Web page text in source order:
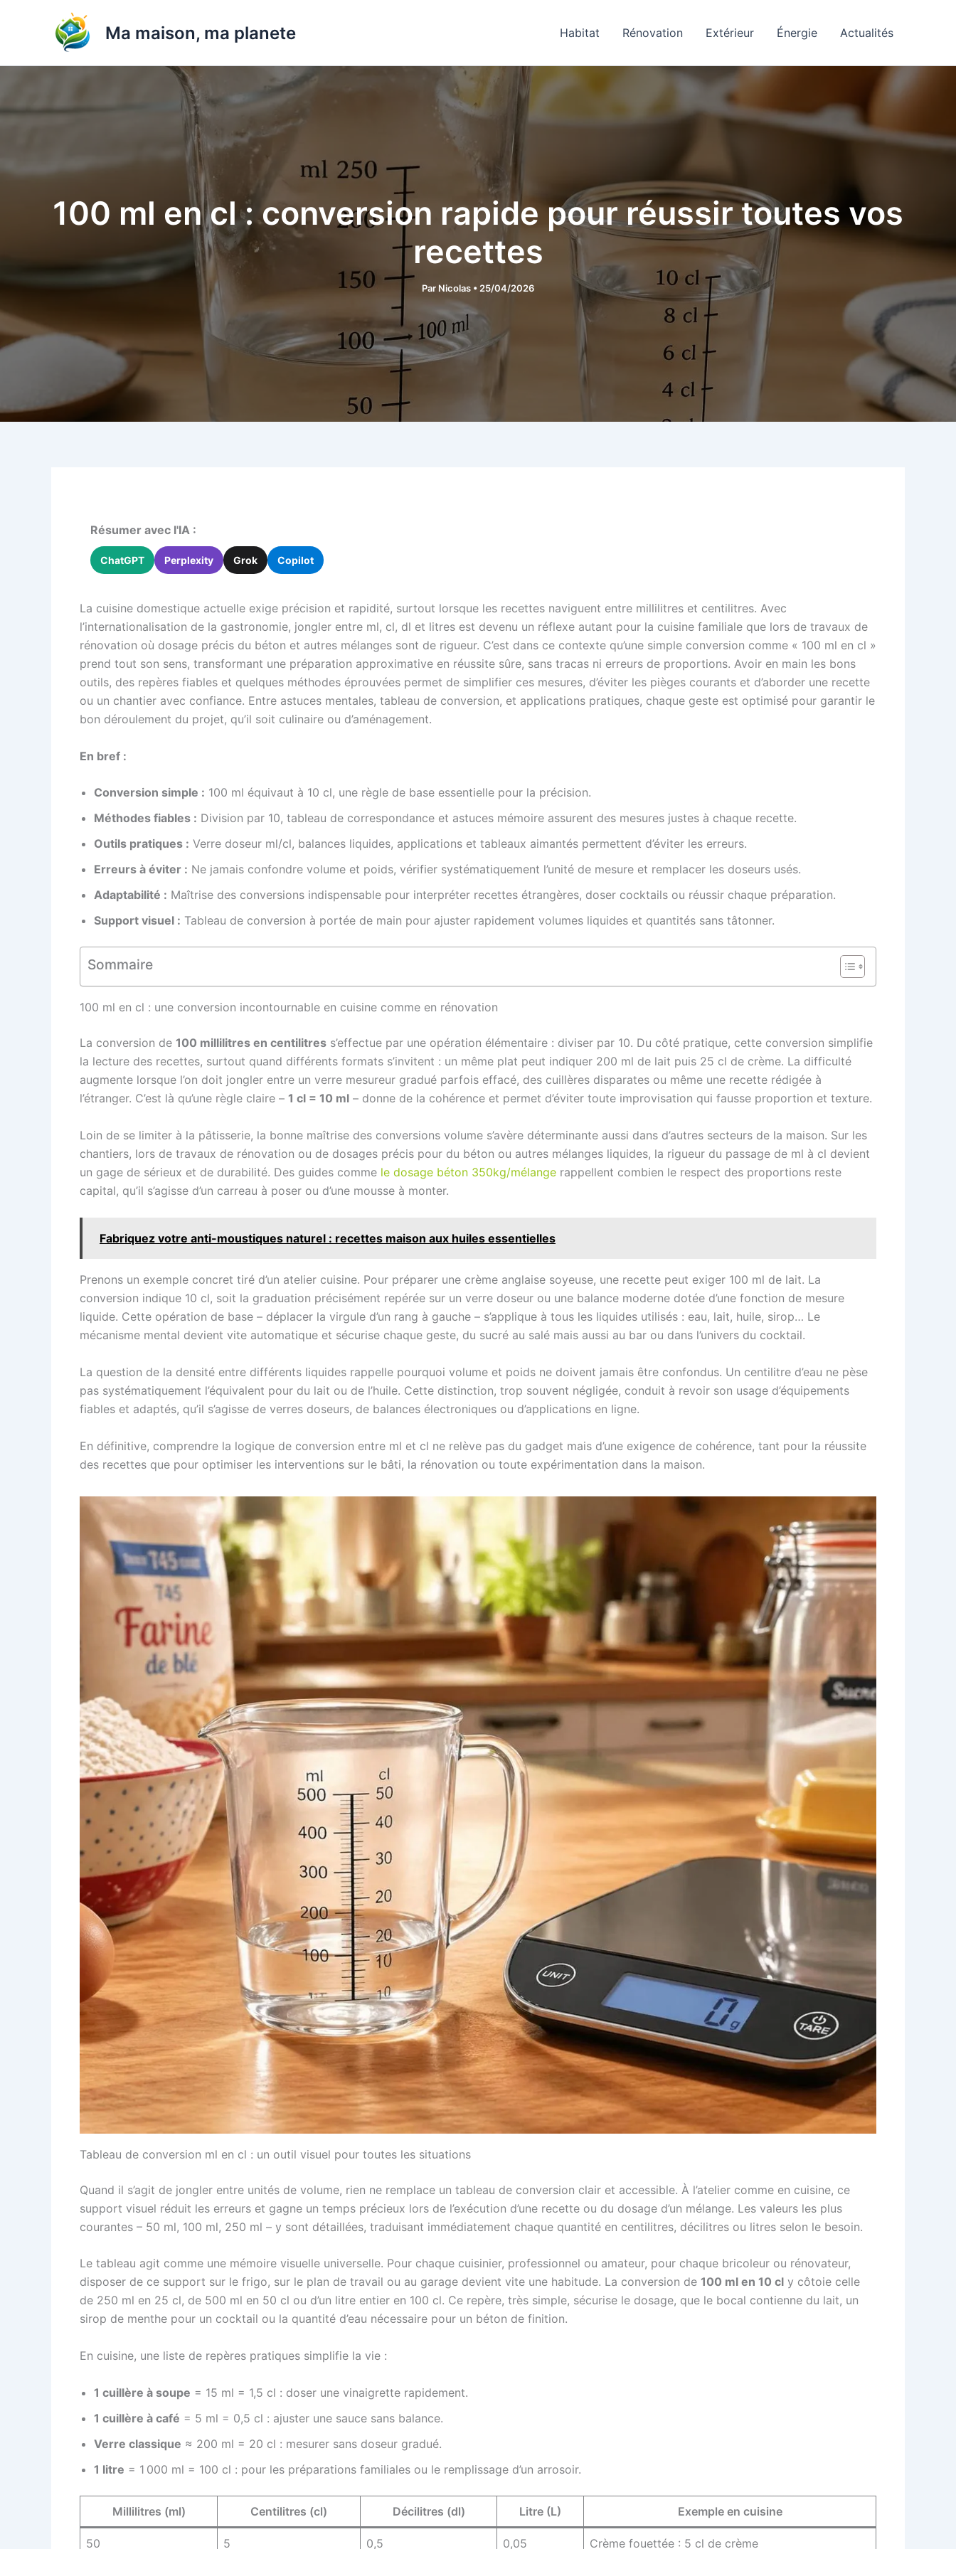
Ma maison, ma planete Habitat Rénovation Extérieur Énergie Actualités
100 ml en cl : conversion rapide pour réussir toutes vos
recettes
Par Nicolas • 25/04/2026
Résumer avec l'IA :
ChatGPT Perplexity Grok Copilot
La cuisine domestique actuelle exige précision et rapidité, surtout lorsque les recettes naviguent entre millilitres et centilitres. Avec
l’internationalisation de la gastronomie, jongler entre ml, cl, dl et litres est devenu un réflexe autant pour la cuisine familiale que lors de travaux de
rénovation où dosage précis du béton et autres mélanges sont de rigueur. C’est dans ce contexte qu’une simple conversion comme « 100 ml en cl »
prend tout son sens, transformant une préparation approximative en réussite sûre, sans tracas ni erreurs de proportions. Avoir en main les bons
outils, des repères fiables et quelques méthodes éprouvées permet de simplifier ces mesures, d’éviter les pièges courants et d’aborder une recette
ou un chantier avec confiance. Entre astuces mentales, tableau de conversion, et applications pratiques, chaque geste est optimisé pour garantir le
bon déroulement du projet, qu’il soit culinaire ou d’aménagement.
En bref :
Conversion simple : 100 ml équivaut à 10 cl, une règle de base essentielle pour la précision.
Méthodes fiables : Division par 10, tableau de correspondance et astuces mémoire assurent des mesures justes à chaque recette.
Outils pratiques : Verre doseur ml/cl, balances liquides, applications et tableaux aimantés permettent d’éviter les erreurs.
Erreurs à éviter : Ne jamais confondre volume et poids, vérifier systématiquement l’unité de mesure et remplacer les doseurs usés.
Adaptabilité : Maîtrise des conversions indispensable pour interpréter recettes étrangères, doser cocktails ou réussir chaque préparation.
Support visuel : Tableau de conversion à portée de main pour ajuster rapidement volumes liquides et quantités sans tâtonner.
Sommaire
100 ml en cl : une conversion incontournable en cuisine comme en rénovation
La conversion de 100 millilitres en centilitres s’effectue par une opération élémentaire : diviser par 10. Du côté pratique, cette conversion simplifie
la lecture des recettes, surtout quand différents formats s’invitent : un même plat peut indiquer 200 ml de lait puis 25 cl de crème. La difficulté
augmente lorsque l’on doit jongler entre un verre mesureur gradué parfois effacé, des cuillères disparates ou même une recette rédigée à
l’étranger. C’est là qu’une règle claire – 1 cl = 10 ml – donne de la cohérence et permet d’éviter toute improvisation qui fausse proportion et texture.
Loin de se limiter à la pâtisserie, la bonne maîtrise des conversions volume s’avère déterminante aussi dans d’autres secteurs de la maison. Sur les
chantiers, lors de travaux de rénovation ou de dosages précis pour du béton ou autres mélanges liquides, la rigueur du passage de ml à cl devient
un gage de sérieux et de durabilité. Des guides comme le dosage béton 350kg/mélange rappellent combien le respect des proportions reste
capital, qu’il s’agisse d’un carreau à poser ou d’une mousse à monter.
Fabriquez votre anti-moustiques naturel : recettes maison aux huiles essentielles
Prenons un exemple concret tiré d’un atelier cuisine. Pour préparer une crème anglaise soyeuse, une recette peut exiger 100 ml de lait. La
conversion indique 10 cl, soit la graduation précisément repérée sur un verre doseur ou une balance moderne dotée d’une fonction de mesure
liquide. Cette opération de base – déplacer la virgule d’un rang à gauche – s’applique à tous les liquides utilisés : eau, lait, huile, sirop… Le
mécanisme mental devient vite automatique et sécurise chaque geste, du sucré au salé mais aussi au bar ou dans l’univers du cocktail.
La question de la densité entre différents liquides rappelle pourquoi volume et poids ne doivent jamais être confondus. Un centilitre d’eau ne pèse
pas systématiquement l’équivalent pour du lait ou de l’huile. Cette distinction, trop souvent négligée, conduit à revoir son usage d’équipements
fiables et adaptés, qu’il s’agisse de verres doseurs, de balances électroniques ou d’applications en ligne.
En définitive, comprendre la logique de conversion entre ml et cl ne relève pas du gadget mais d’une exigence de cohérence, tant pour la réussite
des recettes que pour optimiser les interventions sur le bâti, la rénovation ou toute expérimentation dans la maison.
Tableau de conversion ml en cl : un outil visuel pour toutes les situations
Quand il s’agit de jongler entre unités de volume, rien ne remplace un tableau de conversion clair et accessible. À l’atelier comme en cuisine, ce
support visuel réduit les erreurs et gagne un temps précieux lors de l’exécution d’une recette ou du dosage d’un mélange. Les valeurs les plus
courantes – 50 ml, 100 ml, 250 ml – y sont détaillées, traduisant immédiatement chaque quantité en centilitres, décilitres ou litres selon le besoin.
Le tableau agit comme une mémoire visuelle universelle. Pour chaque cuisinier, professionnel ou amateur, pour chaque bricoleur ou rénovateur,
disposer de ce support sur le frigo, sur le plan de travail ou au garage devient vite une habitude. La conversion de 100 ml en 10 cl y côtoie celle
de 250 ml en 25 cl, de 500 ml en 50 cl ou d’un litre entier en 100 cl. Ce repère, très simple, sécurise le dosage, que le bocal contienne du lait, un
sirop de menthe pour un cocktail ou la quantité d’eau nécessaire pour un béton de finition.
En cuisine, une liste de repères pratiques simplifie la vie :
1 cuillère à soupe = 15 ml = 1,5 cl : doser une vinaigrette rapidement.
1 cuillère à café = 5 ml = 0,5 cl : ajuster une sauce sans balance.
Verre classique ≈ 200 ml = 20 cl : mesurer sans doseur gradué.
1 litre = 1 000 ml = 100 cl : pour les préparations familiales ou le remplissage d’un arrosoir.
Millilitres (ml) Centilitres (cl) Décilitres (dl) Litre (L) Exemple en cuisine
50 5 0,5 0,05 Crème fouettée : 5 cl de crème